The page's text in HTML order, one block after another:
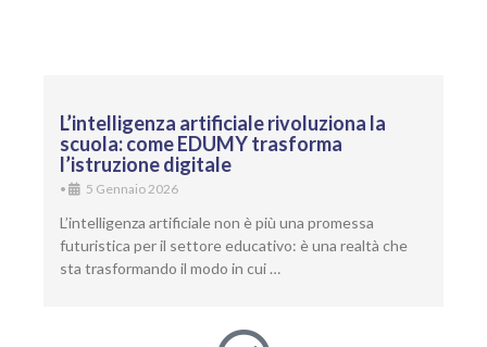
L’intelligenza artificiale rivoluziona la
scuola: come EDUMY trasforma
l’istruzione digitale
• 5 Gennaio 2026
L’intelligenza artificiale non è più una promessa
futuristica per il settore educativo: è una realtà che
sta trasformando il modo in cui …